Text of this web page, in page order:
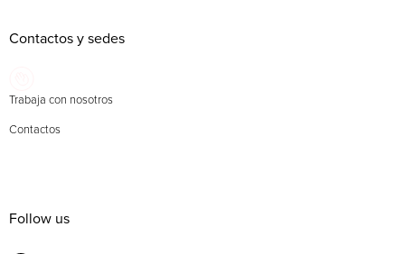
Contactos y sedes
Trabaja con nosotros
Contactos
Follow us